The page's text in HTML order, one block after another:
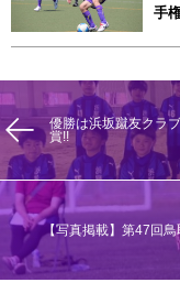
手
優勝は浜坂蹴友クラ
賞!!
【写真掲載】第47回